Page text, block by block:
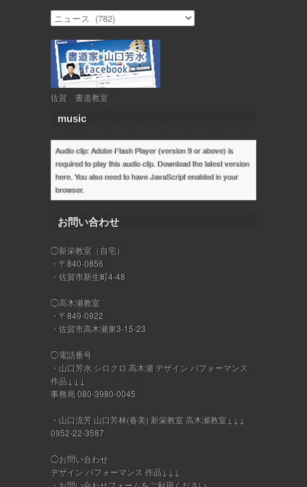
佐賀 書道教室
music
Audio clip: Adobe Flash Player (version 9 or above) is
required to play this audio clip. Download the latest version
here. You also need to have JavaScript enabled in your
browser.
お問い合わせ
◯新栄教室（自宅）
・〒840-0856
・佐賀市新生町4-48
◯高木瀬教室
・〒849-0922
・佐賀市高木瀬東3-15-23
◯電話番号
・山口芳水 シロクロ 高木瀬 デザイン パフォーマンス
作品↓↓↓
事務局 080-3980-0045
・山口流芳 山口芳林(春美) 新栄教室 高木瀬教室↓↓↓
0952-22-3587
◯お問い合わせ
デザイン パフォーマンス 作品↓↓↓